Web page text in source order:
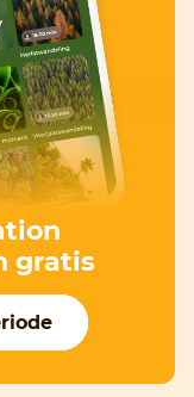
gratis